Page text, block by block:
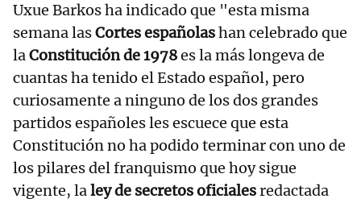
Uxue Barkos ha indicado que "esta misma
semana lasCortes españolashan celebrado que
laConstitución de 1978es la más longeva de
cuantas ha tenido el Estado español, pero
curiosamente a ninguno de los dos grandes
partidos españoles les escuece que esta
Constitución no ha podido terminar con uno de
los pilares del franquismo que hoy sigue
vigente, laley de secretos oficialesredactada